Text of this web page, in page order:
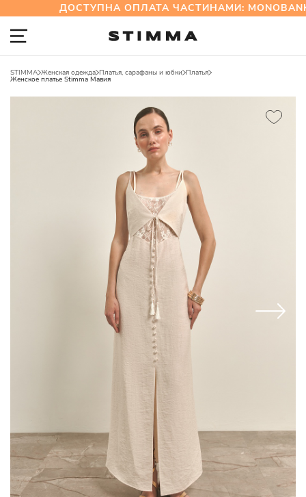
ДОСТУПНА ОПЛАТА ЧАСТИНАМИ:
STIMMA Женская одежда Платья, сарафаны и юбки Платья
Женское платье Stimma Мавия